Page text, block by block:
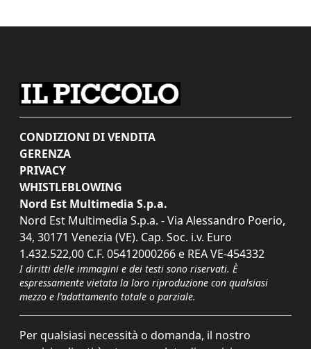
CONDIZIONI DI VENDITA
GERENZA
PRIVACY
WHISTLEBLOWING
Nord Est Multimedia S.p.a.
Nord Est Multimedia S.p.a. - Via Alessandro Poerio,
34, 30171 Venezia (VE). Cap. Soc. i.v. Euro
1.432.522,00 C.F. 05412000266 e REA VE-454332
I diritti delle immagini e dei testi sono riservati. È
espressamente vietata la loro riproduzione con qualsiasi
mezzo e l'adattamento totale o parziale.
Per qualsiasi necessità o domanda, il nostro